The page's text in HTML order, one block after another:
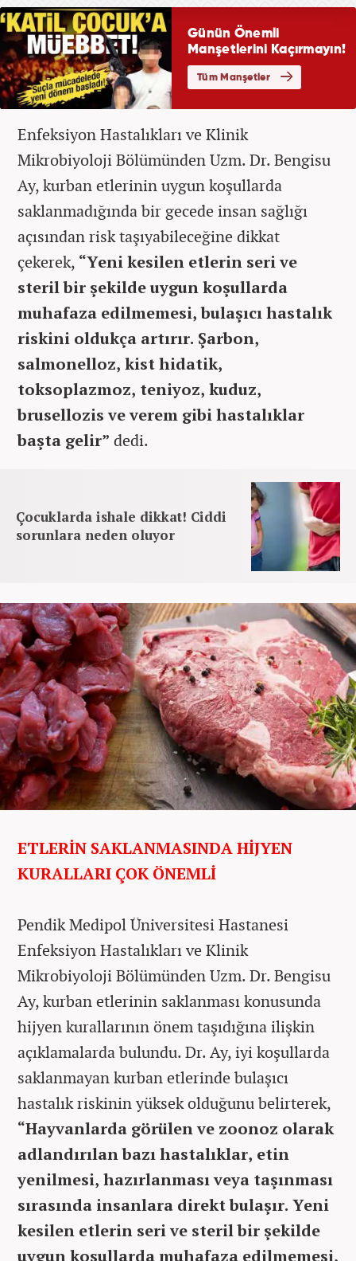
Enfeksiyon Hastalıkları ve Klinik
Mikrobiyoloji Bölümünden Uzm. Dr. Bengisu
Ay, kurban etlerinin uygun koşullarda
saklanmadığında bir gecede insan sağlığı
açısından risk taşıyabileceğine dikkat
çekerek, “Yeni kesilen etlerin seri ve
steril bir şekilde uygun koşullarda
muhafaza edilmemesi, bulaşıcı hastalık
riskini oldukça artırır. Şarbon,
salmonelloz, kist hidatik,
toksoplazmoz, teniyoz, kuduz,
brusellozis ve verem gibi hastalıklar
başta gelir” dedi.
Çocuklarda ishale dikkat! Ciddi
sorunlara neden oluyor
ETLERİN SAKLANMASINDA HİJYEN
KURALLARI ÇOK ÖNEMLİ
Pendik Medipol Üniversitesi Hastanesi
Enfeksiyon Hastalıkları ve Klinik
Mikrobiyoloji Bölümünden Uzm. Dr. Bengisu
Ay, kurban etlerinin saklanması konusunda
hijyen kurallarının önem taşıdığına ilişkin
açıklamalarda bulundu. Dr. Ay, iyi koşullarda
saklanmayan kurban etlerinde bulaşıcı
hastalık riskinin yüksek olduğunu belirterek,
“Hayvanlarda görülen ve zoonoz olarak
adlandırılan bazı hastalıklar, etin
yenilmesi, hazırlanması veya taşınması
sırasında insanlara direkt bulaşır. Yeni
kesilen etlerin seri ve steril bir şekilde
uygun koşullarda muhafaza edilmemesi,